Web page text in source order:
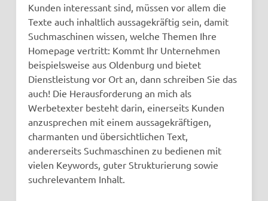
Kunden interessant sind, müssen vor allem die
Texte auch inhaltlich aussagekräftig sein, damit
Suchmaschinen wissen, welche Themen Ihre
Homepage vertritt: Kommt Ihr Unternehmen
beispielsweise aus Oldenburg und bietet
Dienstleistung vor Ort an, dann schreiben Sie das
auch! Die Herausforderung an mich als
Werbetexter besteht darin, einerseits Kunden
anzusprechen mit einem aussagekräftigen,
charmanten und übersichtlichen Text,
andererseits Suchmaschinen zu bedienen mit
vielen Keywords, guter Strukturierung sowie
suchrelevantem Inhalt.